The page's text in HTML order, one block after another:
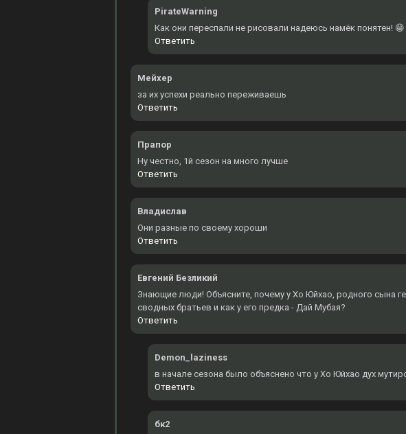
PirateWarning
Как они переспали не рисовали надеюсь намёк понятен! 😁
Ответить
Мейхер
за их успехи реально переживаешь
Ответить
Прапор
Ну честно, 1й сезон на много лучше
Ответить
Владислав
Они разные по своему хороши
Ответить
Евгений Безликий
Знающие люди! Объясните, почему у Хо Юйхао, родного сына
сводных братьев и как у его предка - Дай Мубая?
Ответить
Demon_laziness
в начале сезона было объяснено что у Хо Юйхао дух
Ответить
бк2